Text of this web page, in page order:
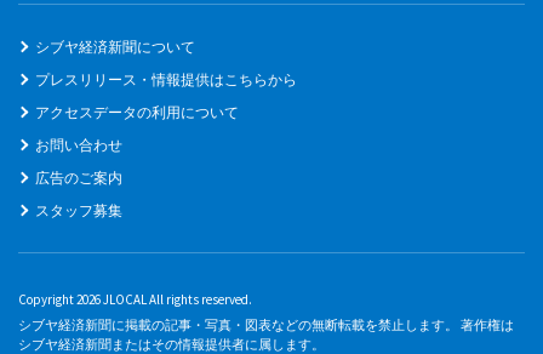
シブヤ経済新聞について
プレスリリース・情報提供はこちらから
アクセスデータの利用について
お問い合わせ
広告のご案内
スタッフ募集
Copyright 2026 JLOCAL All rights reserved.
シブヤ経済新聞に掲載の記事・写真・図表などの無断転載を禁止します。 著作権は
シブヤ経済新聞またはその情報提供者に属します。